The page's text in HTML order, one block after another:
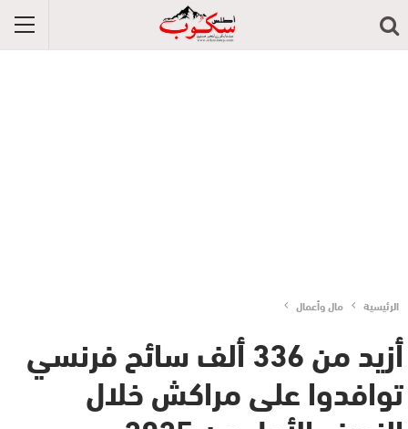
الرئيسية مال وأعمال
أزيد من 336 ألف سائح فرنسي
توافدوا على مراكش خلال